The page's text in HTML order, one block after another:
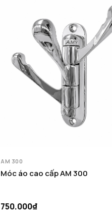
AM 300
Móc áo cao cấp AM 300
750.000₫